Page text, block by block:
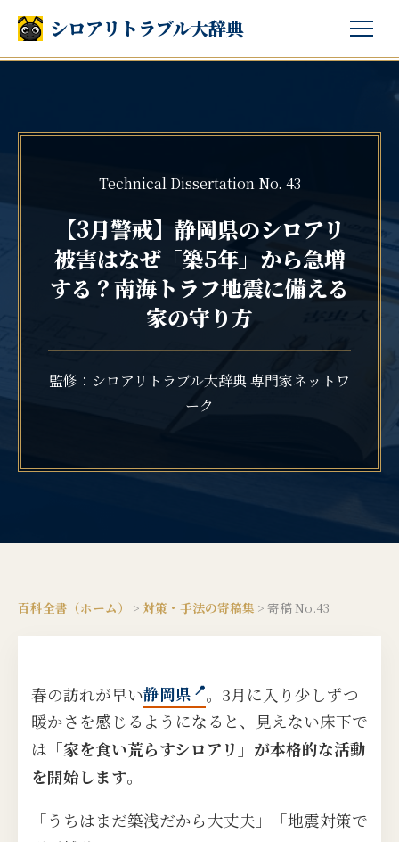
シロアリトラブル大辞典
Technical Dissertation No. 43
【3月警戒】静岡県のシロアリ
被害はなぜ「築5年」から急増
する？南海トラフ地震に備える
家の守り方
監修：シロアリトラブル大辞典 専門家ネットワ
ーク
百科全書（ホーム） > 対策・手法の寄稿集 > 寄稿 No.43
春の訪れが早い静岡県
。3月に入り少しずつ
暖かさを感じるようになると、見えない床下で
は 「家を食い荒らすシロアリ」が本格的な活動
を開始します。
「うちはまだ築浅だから大丈夫」「地震対策で